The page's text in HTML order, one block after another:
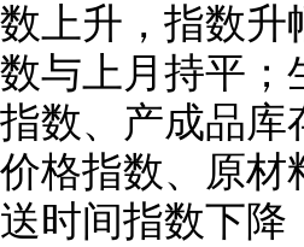
数上升，指数升
数与上月持平；
指数、产成品库
价格指数、原材
送时间指数下降